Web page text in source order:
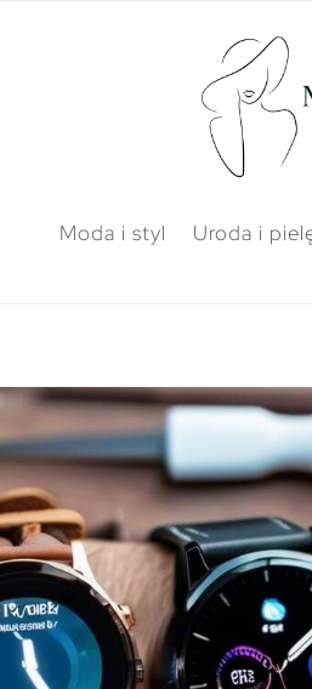
Moda i styl Uroda i